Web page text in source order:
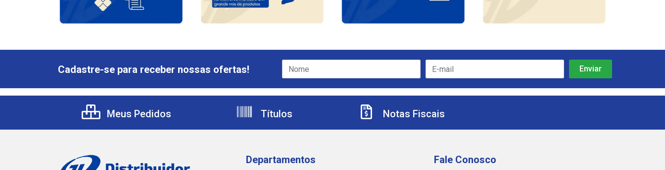
Cadastre-se para receber nossas ofertas!
Meus Pedidos Títulos Notas Fiscais
Departamentos Fale Conosco